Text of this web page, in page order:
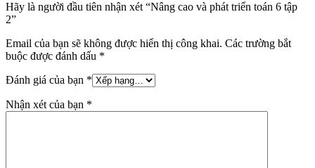
Hãy là người đầu tiên nhận xét “Nâng cao và phát triển toán 6 tập
2”
Email của bạn sẽ không được hiển thị công khai. Các trường bắt
buộc được đánh dấu *
Đánh giá của bạn *
Nhận xét của bạn *